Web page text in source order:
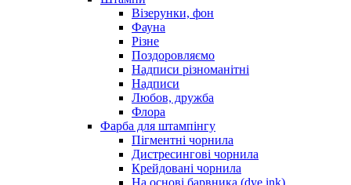
Візерунки, фон
Фауна
Різне
Поздоровляємо
Надписи різноманітні
Надписи
Любов, дружба
Флора
Фарба для штампінгу
Пігментні чорнила
Дистресингові чорнила
Крейдовані чорнила
На основі барвника (dye ink)